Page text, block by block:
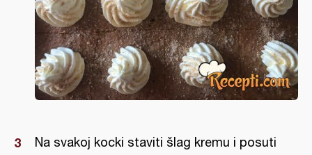
Na svakoj kocki staviti šlag kremu i posuti